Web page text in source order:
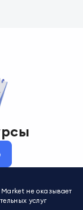
не оказывает
услуг